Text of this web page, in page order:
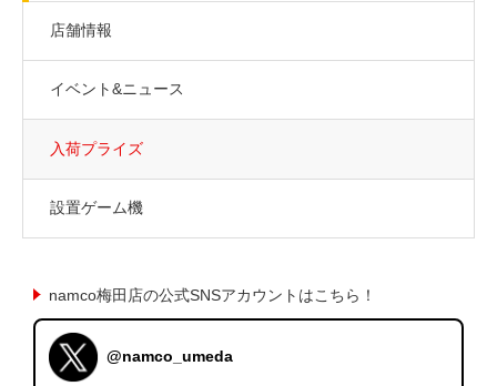
店舗情報
イベント&ニュース
入荷プライズ
設置ゲーム機
namco梅田店の公式SNSアカウントはこちら！
@namco_umeda